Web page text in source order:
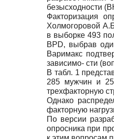
безысходности
Факторизация
Холмогоровой
в выборке 493
BPD, выбрав
Варимакс
зависимо- сти
В табл. 1
285 мужчин и
трехфакторную
Однако
факторную
По версии
опросника при